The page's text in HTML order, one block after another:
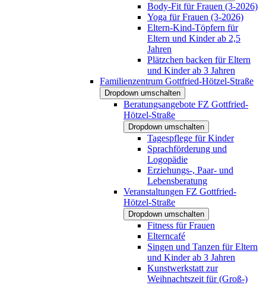
Body-Fit für Frauen (3-2026)
Yoga für Frauen (3-2026)
Eltern-Kind-Töpfern für
Eltern und Kinder ab 2,5
Jahren
Plätzchen backen für Eltern
und Kinder ab 3 Jahren
Familienzentrum Gottfried-Hötzel-Straße
Dropdown umschalten
Beratungsangebote FZ Gottfried-
Hötzel-Straße
Dropdown umschalten
Tagespflege für Kinder
Sprachförderung und
Logopädie
Erziehungs-, Paar- und
Lebensberatung
Veranstaltungen FZ Gottfried-
Hötzel-Straße
Dropdown umschalten
Fitness für Frauen
Elterncafé
Singen und Tanzen für Eltern
und Kinder ab 3 Jahren
Kunstwerkstatt zur
Weihnachtszeit für (Groß-)